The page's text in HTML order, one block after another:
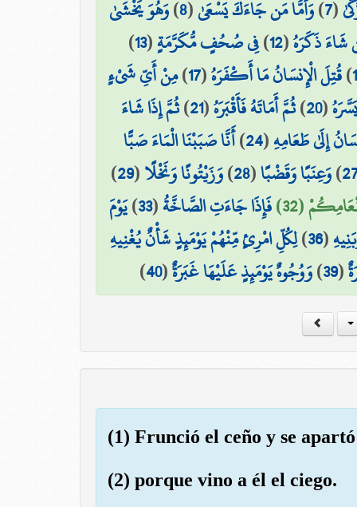
(
7
)وَأَمَّا مَن جَاءَكَ يَسْعَىٰ(
8
)وَهُوَ يَخْشَىٰ
شَاءَ ذَكَرَهُ(
12
)فِي صُحُفٍ مُّكَرَّمَةٍ(
13
)
)قُتِلَ الْإِنسَانُ مَا أَكْفَرَهُ(
17
)مِنْ أَيِّ شَيْءٍ
(
20
)ثُمَّ أَمَاتَهُ فَأَقْبَرَهُ(
21
)ثُمَّ إِذَا شَاءَ
إِلَىٰ طَعَامِهِ(
24
)أَنَّا صَبَبْنَا الْمَاءَ صَبًّا
)وَعِنَبًا وَقَضْبًا(
28
)وَزَيْتُونًا وَنَخْلًا(
29
)
(32)
فَإِذَا جَاءَتِ الصَّاخَّةُ(
33
)يَوْمَ
(
36
)لِكُلِّ امْرِئٍ مِّنْهُمْ يَوْمَئِذٍ شَأْنٌ يُغْنِيهِ
(
39
)وَوُجُوهٌ يَوْمَئِذٍ عَلَيْهَا غَبَرَةٌ(
40
)
(1) Frunció el ceño y se apartó
(2) porque vino a él el ciego.